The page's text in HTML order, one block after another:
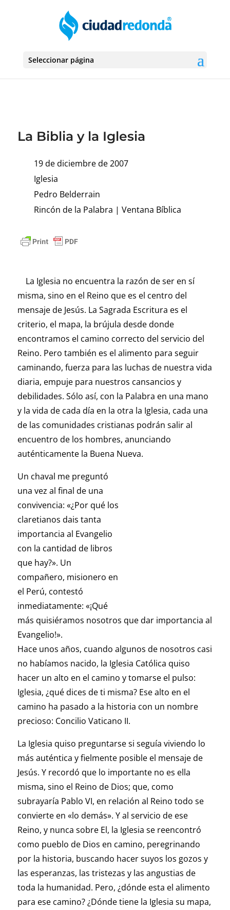
Seleccionar página
La Biblia y la Iglesia
19 de diciembre de 2007
Iglesia
Pedro Belderrain
Rincón de la Palabra | Ventana Bíblica
La Iglesia no encuentra la razón de ser en sí
misma, sino en el Reino que es el centro del
mensaje de Jesús. La Sagrada Escritura es el
criterio, el mapa, la brújula desde donde
encontramos el camino correcto del servicio del
Reino. Pero también es el alimento para seguir
caminando, fuerza para las luchas de nuestra vida
diaria, empuje para nuestros cansancios y
debilidades. Sólo así, con la Palabra en una mano
y la vida de cada día en la otra la Iglesia, cada una
de las comunidades cristianas podrán salir al
encuentro de los hombres, anunciando
auténticamente la Buena Nueva.
Un chaval me preguntó
una vez al final de una
convivencia: «¿Por qué los
claretianos dais tanta
importancia al Evangelio
con la cantidad de libros
que hay?». Un
compañero, misionero en
el Perú, contestó
inmediatamente: «¡Qué
más quisiéramos nosotros que dar importancia al
Evangelio!».
Hace unos años, cuando algunos de nosotros casi
no habíamos nacido, la Iglesia Católica quiso
hacer un alto en el camino y tomarse el pulso:
Iglesia, ¿qué dices de ti misma? Ese alto en el
camino ha pasado a la historia con un nombre
precioso: Concilio Vaticano II.
La Iglesia quiso preguntarse si seguía viviendo lo
más auténtica y fielmente posible el mensaje de
Jesús. Y recordó que lo importante no es ella
misma, sino el Reino de Dios; que, como
subrayaría Pablo VI, en relación al Reino todo se
convierte en «lo demás». Y al servicio de ese
Reino, y nunca sobre El, la Iglesia se reencontró
como pueblo de Dios en camino, peregrinando
por la historia, buscando hacer suyos los gozos y
las esperanzas, las tristezas y las angustias de
toda la humanidad. Pero, ¿dónde esta el alimento
para ese camino? ¿Dónde tiene la Iglesia su mapa,